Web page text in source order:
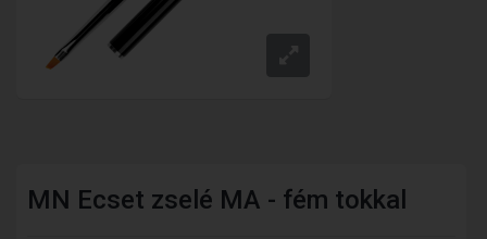
MN Ecset zselé MA - fém tokkal